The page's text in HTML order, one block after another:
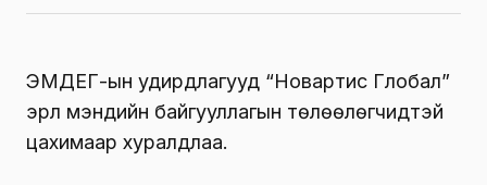
ЭМДEГ-ын удирдлагууд “Новартис Глобал”
эрүүл мэндийн байгууллагын төлөөлөгчидтэй
цахимаар хуралдлаа.